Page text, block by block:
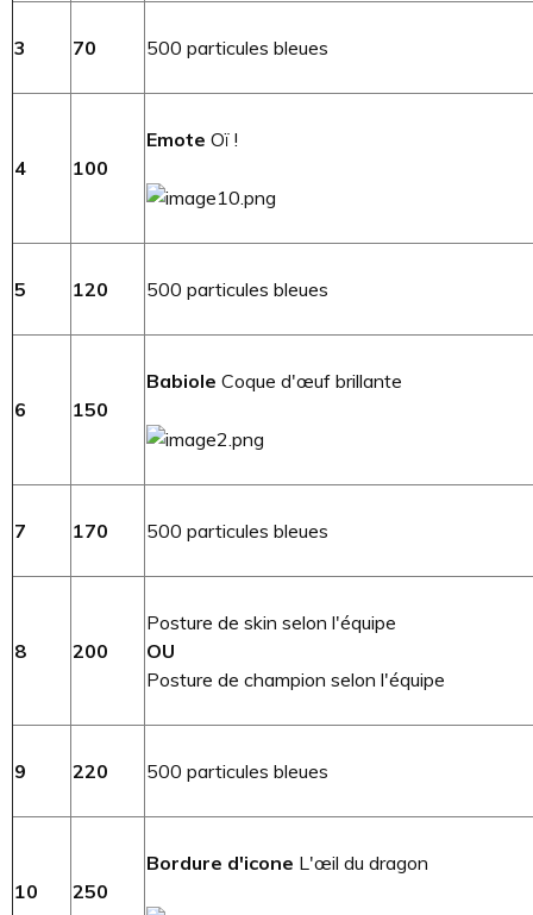
3 70 500 particules bleues
4 100
Emote Oï !
5 120 500 particules bleues
6 150
Babiole Coque d'œuf brillante
7 170 500 particules bleues
8 200
Posture de skin selon l'équipe
OU
Posture de champion selon l'équipe
9 220 500 particules bleues
10 250
Bordure d'icone L'œil du dragon